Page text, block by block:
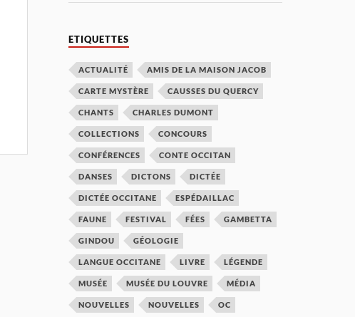
ETIQUETTES
ACTUALITÉ AMIS DE LA MAISON JACOB
CARTE MYSTÈRE CAUSSES DU QUERCY
CHANTS CHARLES DUMONT
COLLECTIONS CONCOURS
CONFÉRENCES CONTE OCCITAN
DANSES DICTONS DICTÉE
DICTÉE OCCITANE ESPÉDAILLAC
FAUNE FESTIVAL FÉES GAMBETTA
GINDOU GÉOLOGIE
LANGUE OCCITANE LIVRE LÉGENDE
MUSÉE MUSÉE DU LOUVRE MÉDIA
NOUVELLES NOUVELLES OC